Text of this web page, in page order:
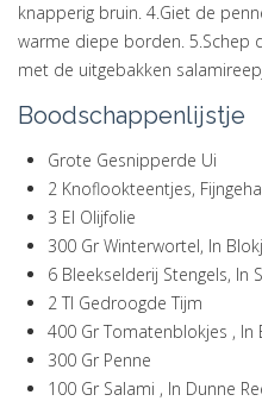
knapperig bruin. 4.Giet de
warme diepe borden. 5.Schep
met de uitgebakken
Boodschappenlijstje
Grote Gesnipperde Ui
2 Knoflookteentjes,
3 El Olijfolie
300 Gr Winterwortel, In
6 Bleekselderij Stengels, In
2 Tl Gedroogde Tijm
400 Gr Tomatenblokjes , In
300 Gr Penne
100 Gr Salami , In Dunne